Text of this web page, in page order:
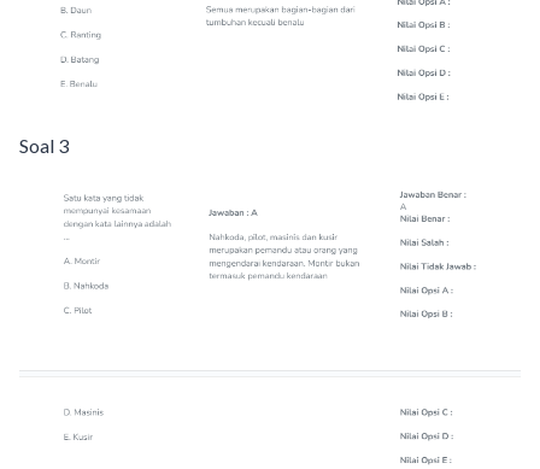
Soal 3